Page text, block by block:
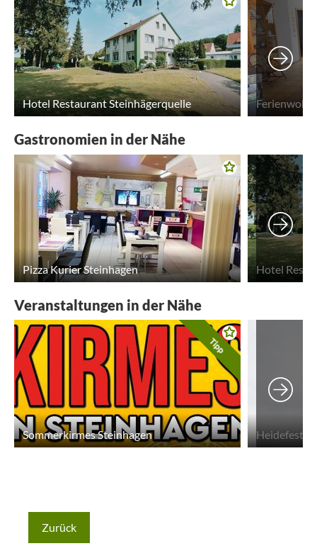
Hotel Restaurant Steinhägerquelle
Gastronomien in der Nähe
Pizza Kurier Steinhagen Hotel
Veranstaltungen in der Nähe
Tipp
Sommerkirmes Steinhagen Heidefest
Zurück